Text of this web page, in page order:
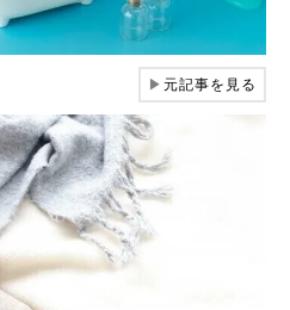
▶元記事を見る